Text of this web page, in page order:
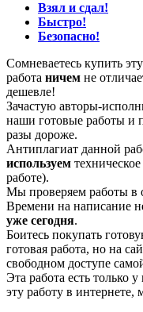
Взял и сдал!
Быстро!
Безопасно!
Сомневаетесь купить
работа ничем не
дешевле!
Зачастую авторы-
наши готовые работы и
разы дороже.
Антиплагиат данной
используем
работе).
Мы проверяем работы в
Времени на написание
уже сегодня.
Боитесь покупать
готовая работа, но на
свободном доступе
Эта работа есть только
эту работу в